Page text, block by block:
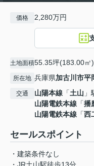
価格 2,280万円
土地面積55.35坪(183.00㎡)
所在地 兵庫県加古川市平
交通 山陽本線 「土山
山陽電鉄本線 「播
山陽電鉄本線 「西
セールスポイント
・建築条件なし